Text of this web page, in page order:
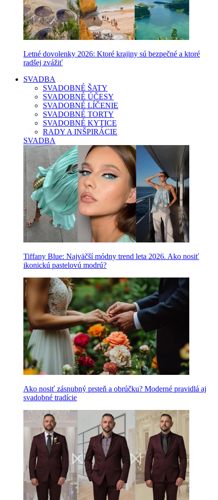
Letné dovolenky 2026: Ktoré krajiny sú bezpečné a ktoré
radšej zvážiť
SVADBA
SVADOBNÉ ŠATY
SVADOBNÉ ÚČESY
SVADOBNÉ LÍČENIE
SVADOBNÉ TORTY
SVADOBNÉ KYTICE
RADY A INŠPIRÁCIE
SVADBA
Tiffany Blue: Najväčší módny trend leta 2026. Ako nosiť
ikonickú pastelovú modrú?
Ako nosiť zásnubný prsteň a obrúčku? Moderné pravidlá aj
svadobné tradície